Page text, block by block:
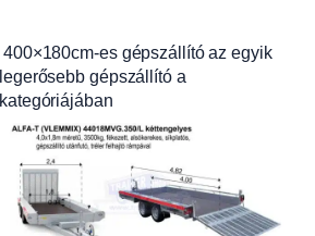
400×180cm-es gépszállító az egyik
legerősebb gépszállító a
kategóriájában